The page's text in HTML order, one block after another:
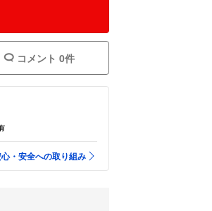
コメント 0件
・安全への取り組み